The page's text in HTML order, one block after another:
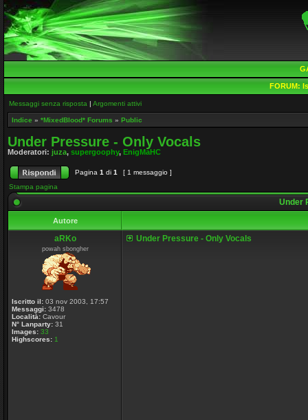
FORUM:
Messaggi senza risposta | Argomenti attivi
Indice » *MixedBlood* Forums » Public
Under Pressure - Only Vocals
Moderatori: juza, supergoophy, EnigMaHC
Pagina 1 di 1
[ 1 messaggio ]
Stampa pagina
Under
Autore
aRKo
powah sbongher
Iscritto il: 03 nov 2003, 17:57
Messaggi: 3478
Località: Cavour
N° Lanparty: 31
Images: 33
Highscores: 1
Under Pressure - Only Vocals